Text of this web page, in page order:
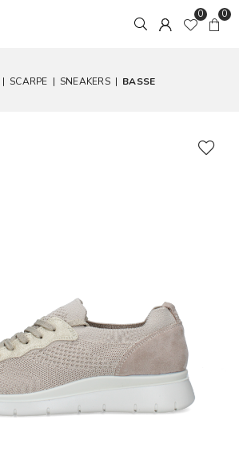
0 0
| SCARPE | SNEAKERS | BASSE